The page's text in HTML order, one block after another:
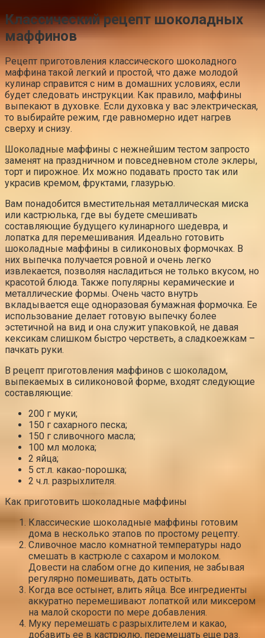
Классический рецепт шоколадных
маффинов
Рецепт приготовления классического шоколадного
маффина такой легкий и простой, что даже молодой
кулинар справится с ним в домашних условиях, если
будет следовать инструкции. Как правило, маффины
выпекают в духовке. Если духовка у вас электрическая,
то выбирайте режим, где равномерно идет нагрев
сверху и снизу.
Шоколадные маффины с нежнейшим тестом запросто
заменят на праздничном и повседневном столе эклеры,
торт и пирожное. Их можно подавать просто так или
украсив кремом, фруктами, глазурью.
Вам понадобится вместительная металлическая миска
или кастрюлька, где вы будете смешивать
составляющие будущего кулинарного шедевра, и
лопатка для перемешивания. Идеально готовить
шоколадные маффины в силиконовых формочках. В
них выпечка получается ровной и очень легко
извлекается, позволяя насладиться не только вкусом, но
красотой блюда. Также популярны керамические и
металлические формы. Очень часто внутрь
вкладывается еще одноразовая бумажная формочка. Ее
использование делает готовую выпечку более
эстетичной на вид и она служит упаковкой, не давая
кексикам слишком быстро черстветь, а сладкоежкам –
пачкать руки.
В рецепт приготовления маффинов с шоколадом,
выпекаемых в силиконовой форме, входят следующие
составляющие:
200 г муки;
150 г сахарного песка;
150 г сливочного масла;
100 мл молока;
2 яйца;
5 ст.л. какао-порошка;
2 ч.л. разрыхлителя.
Как приготовить шоколадные маффины
Классические шоколадные маффины готовим
дома в несколько этапов по простому рецепту.
Сливочное масло комнатной температуры надо
смешать в кастрюле с сахаром и молоком.
Довести на слабом огне до кипения, не забывая
регулярно помешивать, дать остыть.
Когда все остынет, влить яйца. Все ингредиенты
аккуратно перемешивают лопаткой или миксером
на малой скорости по мере добавления.
Муку перемешать с разрыхлителем и какао,
добавить ее в кастрюлю, перемешать еще раз.